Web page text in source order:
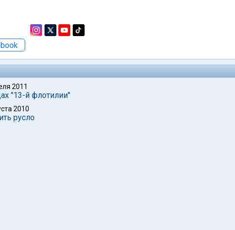
2011
"13-й флотилии"
2010
русло